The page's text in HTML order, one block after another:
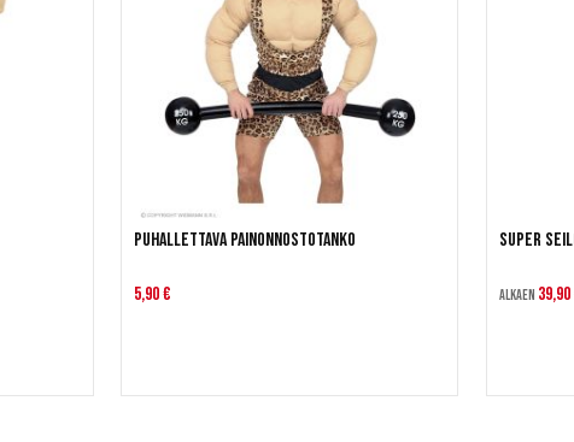
Puhallettava painonnostotanko
5,90 €
Super
Alkaen